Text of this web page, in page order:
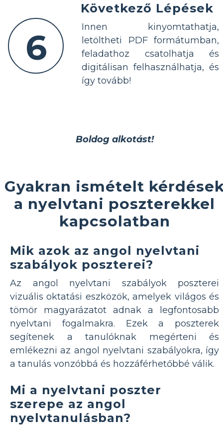
6
Következő Lépések
Innen kinyomtathatja,
letöltheti PDF formátumban,
feladathoz csatolhatja és
digitálisan felhasználhatja, és
így tovább!
Boldog alkotást!
Gyakran ismételt
a nyelvtani poszterekkel
kapcsolatban
Mik azok az angol nyelvtani
szabályok poszterei?
Az angol nyelvtani szabályok poszterei
vizuális oktatási eszközök, amelyek világos és
tömör magyarázatot adnak a legfontosabb
nyelvtani fogalmakra. Ezek a poszterek
segítenek a tanulóknak megérteni és
emlékezni az angol nyelvtani szabályokra, így
a tanulás vonzóbbá és hozzáférhetőbbé válik.
Mi a nyelvtani poszter
szerepe az angol
nyelvtanulásban?